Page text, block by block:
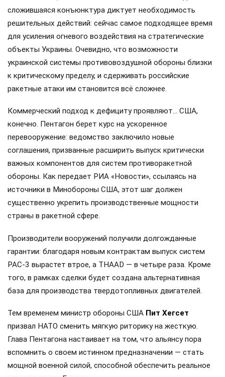
сложившаяся конъюнктура диктует необходимость
решительных действий: сейчас самое подходящее время
для усиления огневого воздействия на стратегические
объекты Украины. Очевидно, что возможности
украинской системы противовоздушной обороны близки
к критическому пределу, и сдерживать российские
ракетные атаки им становится всё сложнее.
Коммерческий подход к дефициту проявляют… США,
конечно. Пентагон берет курс на ускоренное
перевооружение: ведомство заключило новые
соглашения, призванные расширить выпуск критически
важных компонентов для систем противоракетной
обороны. Как передает РИА «Новости», ссылаясь на
источники в Минобороны США, этот шаг должен
существенно укрепить производственные мощности
страны в ракетной сфере.
Производители вооружений получили долгожданные
гарантии: благодаря новым контрактам выпуск систем
PAC-3 вырастет втрое, а THAAD — в четыре раза. Кроме
того, в рамках сделки будет создана альтернативная
база для производства твердотопливных двигателей.
Тем временем министр обороны США Пит Хегсет
призвал НАТО сменить мягкую риторику на жесткую.
Глава Пентагона настаивает на том, что альянсу пора
вспомнить о своем истинном предназначении — стать
мощной военной силой, способной обеспечить реальное